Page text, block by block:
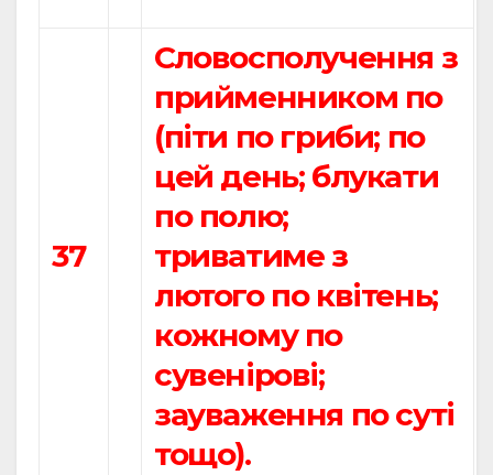
37
Словосполучення з
прийменником по
(піти по гриби; по
цей день; блукати
по полю;
триватиме з
лютого по квітень;
кожному по
сувенірові;
зауваження по суті
тощо).